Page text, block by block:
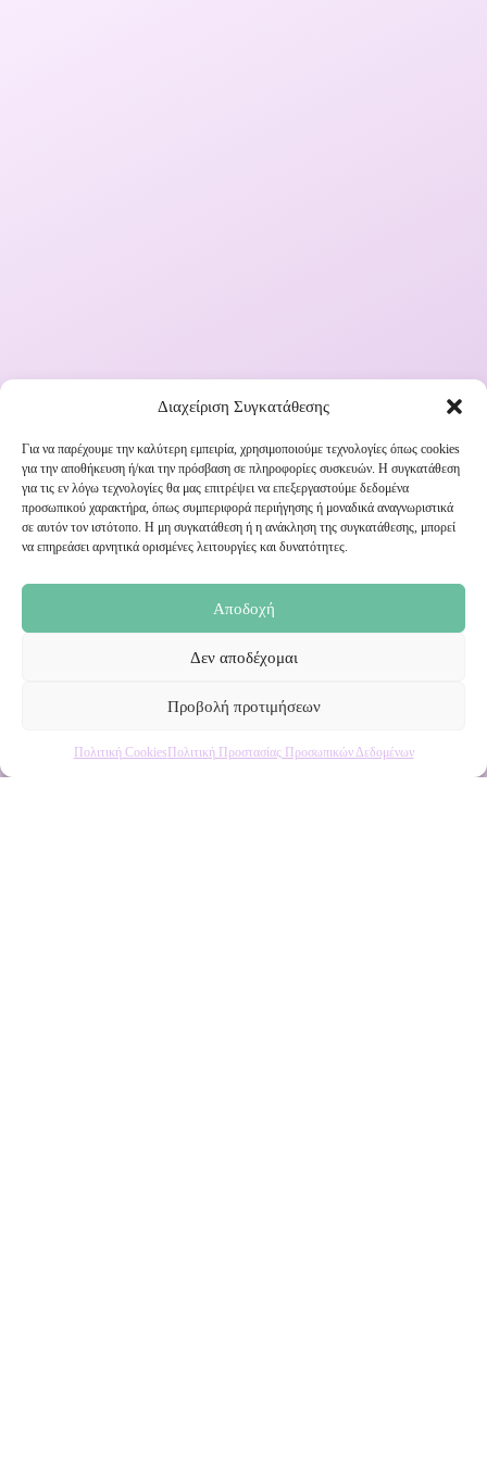
Διαχείριση Συγκατάθεσης
Για να παρέχουμε την καλύτερη εμπειρία, χρησιμοποιούμε τεχνολογίες όπως cookies
για την αποθήκευση ή/και την πρόσβαση σε πληροφορίες συσκευών. Η συγκατάθεση
για τις εν λόγω τεχνολογίες θα μας επιτρέψει να επεξεργαστούμε δεδομένα
προσωπικού χαρακτήρα, όπως συμπεριφορά περιήγησης ή μοναδικά αναγνωριστικά
σε αυτόν τον ιστότοπο. Η μη συγκατάθεση ή η ανάκληση της συγκατάθεσης, μπορεί
να επηρεάσει αρνητικά ορισμένες λειτουργίες και δυνατότητες.
Αποδοχή
Δεν αποδέχομαι
Προβολή προτιμήσεων
Πολιτική Cookies Πολιτική Προστασίας Προσωπικών Δεδομένων
Εγγραφή στο Newsletter μας
Ενημερωθείτε πρώτοι για εκπτώσεις και αποκλειστικές